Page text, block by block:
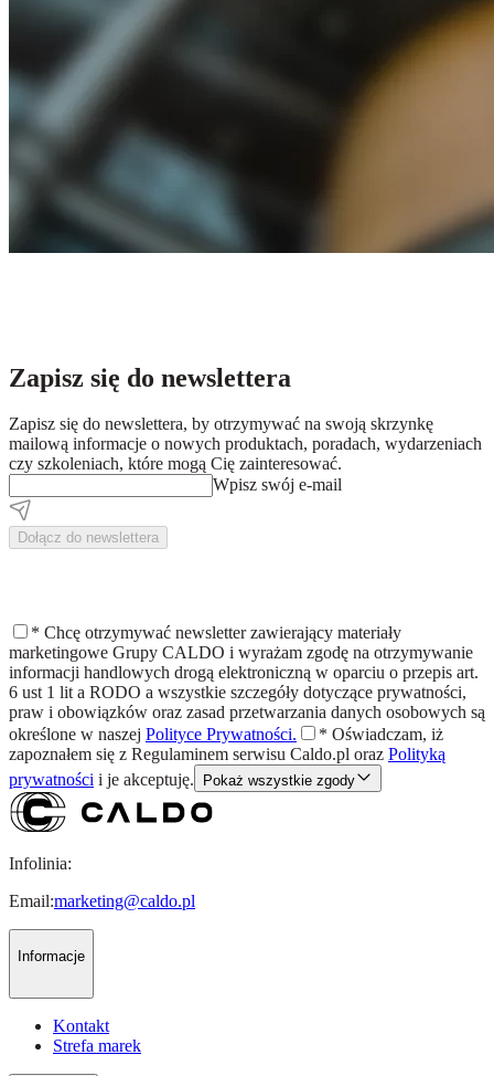
Zapisz się do newslettera
Zapisz się do newslettera, by otrzymywać na swoją skrzynkę
mailową informacje o nowych produktach, poradach, wydarzeniach
czy szkoleniach, które mogą Cię zainteresować.
Wpisz swój e-mail
Dołącz do newslettera
* Chcę otrzymywać newsletter zawierający materiały
marketingowe Grupy CALDO i wyrażam zgodę na otrzymywanie
informacji handlowych drogą elektroniczną w oparciu o przepis art.
6 ust 1 lit a RODO a wszystkie szczegóły dotyczące prywatności,
praw i obowiązków oraz zasad przetwarzania danych osobowych są
określone w naszej Polityce Prywatności. * Oświadczam, iż
zapoznałem się z Regulaminem serwisu Caldo.pl oraz Polityką
prywatności i je akceptuję. Pokaż wszystkie zgody
Infolinia:
Email:marketing@caldo.pl
Informacje
Kontakt
Strefa marek